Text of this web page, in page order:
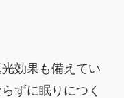
効果も備えてい
ずに眠りにつく